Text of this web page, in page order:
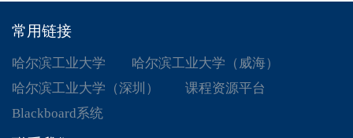
常用链接
哈尔滨工业大学
哈尔滨工业大学（威海）
哈尔滨工业大学（深圳）
课程资源平台
Blackboard系统